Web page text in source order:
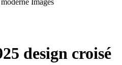
Images
design croisé